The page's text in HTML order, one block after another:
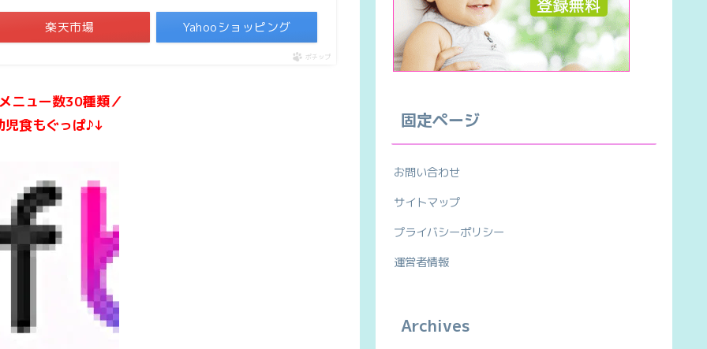
楽天市場 Yahooショッピング
ポチップ
ニュー数30種類／
児食もぐっぱ♪↓
固定ページ
お問い合わせ
サイトマップ
プライバシーポリシー
運営者情報
Archives